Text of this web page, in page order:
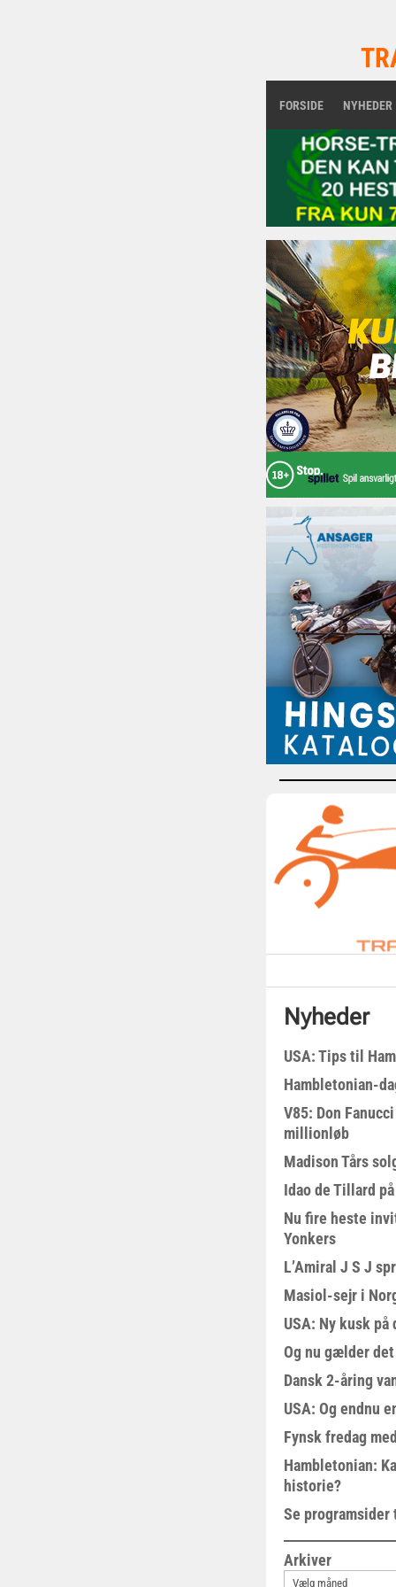
FORSIDE NYHEDER
Nyheder
USA: Tips til
Hambletonian-
V85: Don
millionløb
Madison Tårs
Idao de Tillard
Nu fire heste
Yonkers
L’Amiral J S J
Masiol-sejr i
USA: Ny kusk på
Og nu gælder
Dansk 2-åring
USA: Og endnu
Fynsk fredag
Hambletonian:
historie?
Se
Arkiver